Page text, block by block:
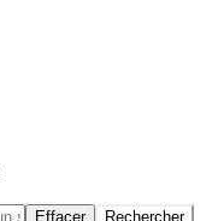
Effacer Rechercher